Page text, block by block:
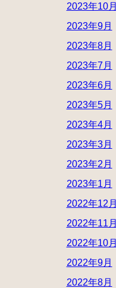
2023年10月
2023年9月
2023年8月
2023年7月
2023年6月
2023年5月
2023年4月
2023年3月
2023年2月
2023年1月
2022年12月
2022年11月
2022年10月
2022年9月
2022年8月